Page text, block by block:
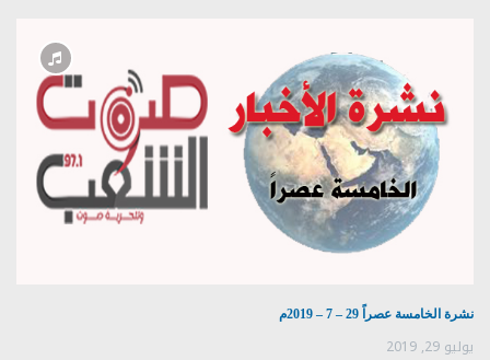
نشرة الخامسة عصراً 29 – 7 – 2019م
يوليو 29, 2019